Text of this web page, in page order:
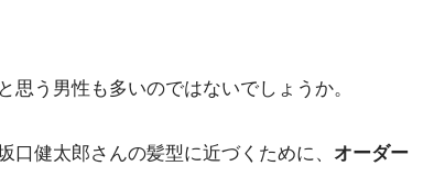
思う男性も多いのではないでしょうか。
健太郎さんの髪型に近づくために、 オーダー